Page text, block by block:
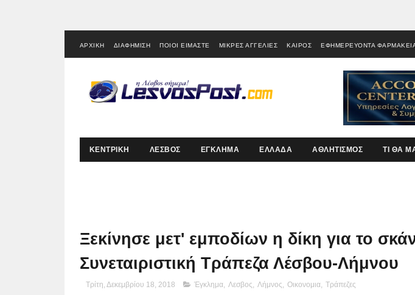
ΑΡΧΙΚΗ ΔΙΑΦΗΜΙΣΗ ΠΟΙΟΙ ΕΙΜΑΣΤΕ ΜΙΚΡΕΣ ΑΓΓΕΛΙΕΣ ΚΑΙΡΟΣ ΕΦΗΜΕΡΕΥΟΝΤΑ
ΚΕΝΤΡΙΚΗ ΛΕΣΒΟΣ ΕΓΚΛΗΜΑ ΕΛΛΑΔΑ ΑΘΛΗΤΙΣΜΟΣ ΤΙ ΘΑ
Ξεκίνησε μετ' εμποδίων η δίκη για το
Συνεταιριστική Τράπεζα Λέσβου-Λήμνου
Τρίτη, Δεκεμβρίου 18, 2018 Έγκλημα, Λεσβος, Λήμνος, Οικονομια, Τράπεζες